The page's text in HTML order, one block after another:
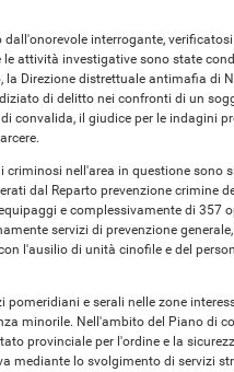
interrogante,
attività investigative sono state
Direzione distrettuale antimafia di
di delitto nei confronti di un
convalida, il giudice per le indagini
criminosi nell'area in questione sono
dal Reparto prevenzione crimine
e complessivamente di 357
servizi di prevenzione
l'ausilio di unità cinofile e del
pomeridiani e serali nelle zone
minorile. Nell'ambito del Piano di
provinciale per l'ordine e la
mediante lo svolgimento di servizi